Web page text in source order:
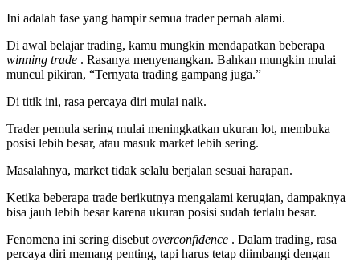
Ini adalah fase yang hampir semua trader pernah alami.
Di awal belajar trading, kamu mungkin mendapatkan beberapa
winning trade . Rasanya menyenangkan. Bahkan mungkin mulai
muncul pikiran, “Ternyata trading gampang juga.”
Di titik ini, rasa percaya diri mulai naik.
Trader pemula sering mulai meningkatkan ukuran lot, membuka
posisi lebih besar, atau masuk market lebih sering.
Masalahnya, market tidak selalu berjalan sesuai harapan.
Ketika beberapa trade berikutnya mengalami kerugian, dampaknya
bisa jauh lebih besar karena ukuran posisi sudah terlalu besar.
Fenomena ini sering disebut overconfidence . Dalam trading, rasa
percaya diri memang penting, tapi harus tetap diimbangi dengan